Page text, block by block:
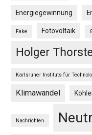
Energiegewinnung
Fake Fotovoltaik
Holger
Karlsruher Instituts für
Klimawandel
Nachrichten